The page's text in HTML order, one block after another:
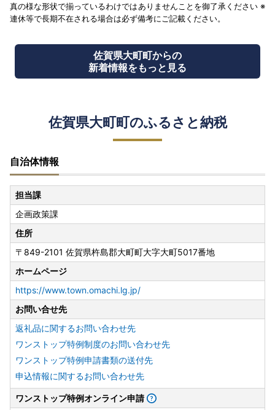
真の様な形状で揃っているわけではありませんことを御了承ください ※
連休等で長期不在される場合は必ず備考にご記載ください。
佐賀県大町町からの
新着情報をもっと見る
佐賀県大町町のふるさと納税
自治体情報
担当課
企画政策課
住所
〒849-2101 佐賀県杵島郡大町町大字大町5017番地
ホームページ
https://www.town.omachi.lg.jp/
お問い合せ先
返礼品に関するお問い合わせ先
ワンストップ特例制度のお問い合わせ先
ワンストップ特例申請書類の送付先
申込情報に関するお問い合わせ先
ワンストップ特例オンライン申請